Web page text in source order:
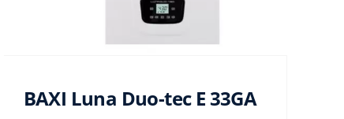
BAXI Luna Duo-tec E 33GA